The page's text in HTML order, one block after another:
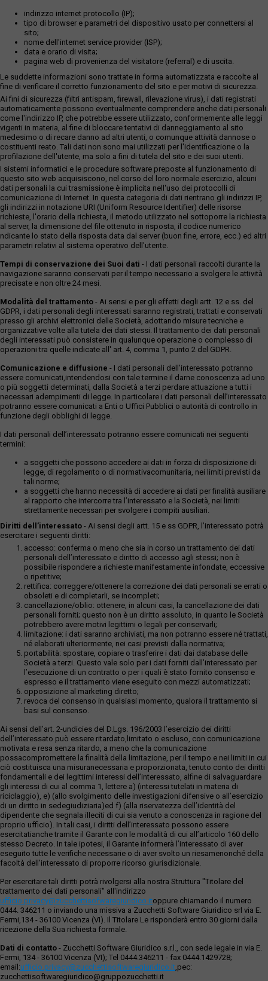
indirizzo internet protocollo (IP);
tipo di browser e parametri del dispositivo usato per connettersi al
sito;
nome dell'internet service provider (ISP);
data e orario di visita;
pagina web di provenienza del visitatore (referral) e di uscita.
Le suddette informazioni sono trattate in forma automatizzata e raccolte al
fine di verificare il corretto funzionamento del sito e per motivi di sicurezza.
Ai fini di sicurezza (filtri antispam, firewall, rilevazione virus), i dati registrati
automaticamente possono eventualmente comprendere anche dati personali
come l'indirizzo IP, che potrebbe essere utilizzato, conformemente alle leggi
vigenti in materia, al fine di bloccare tentativi di danneggiamento al sito
medesimo o di recare danno ad altri utenti, o comunque attività dannose o
costituenti reato. Tali dati non sono mai utilizzati per l'identificazione o la
profilazione dell'utente, ma solo a fini di tutela del sito e dei suoi utenti.
I sistemi informatici e le procedure software preposte al funzionamento di
questo sito web acquisiscono, nel corso del loro normale esercizio, alcuni
dati personali la cui trasmissione è implicita nell'uso dei protocolli di
comunicazione di Internet. In questa categoria di dati rientrano gli indirizzi IP,
gli indirizzi in notazione URI (Uniform Resource Identifier) delle risorse
richieste, l'orario della richiesta, il metodo utilizzato nel sottoporre la richiesta
al server, la dimensione del file ottenuto in risposta, il codice numerico
ndicante lo stato della risposta data dal server (buon fine, errore, ecc.) ed altri
parametri relativi al sistema operativo dell'utente.
Tempi di conservazione dei Suoi dati - I dati personali raccolti durante la
navigazione saranno conservati per il tempo necessario a svolgere le attività
precisate e non oltre 24 mesi.
Modalità del trattamento - Ai sensi e per gli effetti degli artt. 12 e ss. del
GDPR, i dati personali degli interessati saranno registrati, trattati e conservati
presso gli archivi elettronici delle Società, adottando misure tecniche e
organizzative volte alla tutela dei dati stessi. Il trattamento dei dati personali
degli interessati può consistere in qualunque operazione o complesso di
operazioni tra quelle indicate all' art. 4, comma 1, punto 2 del GDPR.
Comunicazione e diffusione - I dati personali dell’interessato potranno
essere comunicati,intendendosi con tale termine il darne conoscenza ad uno
o più soggetti determinati, dalla Società a terzi perdare attuazione a tutti i
necessari adempimenti di legge. In particolare i dati personali dell’interessato
potranno essere comunicati a Enti o Uffici Pubblici o autorità di controllo in
funzione degli obblighi di legge.
I dati personali dell’interessato potranno essere comunicati nei seguenti
termini:
a soggetti che possono accedere ai dati in forza di disposizione di
legge, di regolamento o di normativacomunitaria, nei limiti previsti da
tali norme;
a soggetti che hanno necessità di accedere ai dati per finalità ausiliare
al rapporto che intercorre tra l’interessato e la Società, nei limiti
strettamente necessari per svolgere i compiti ausiliari.
Diritti dell’interessato - Ai sensi degli artt. 15 e ss GDPR, l’interessato potrà
esercitare i seguenti diritti:
accesso: conferma o meno che sia in corso un trattamento dei dati
personali dell’interessato e diritto di accesso agli stessi; non è
possibile rispondere a richieste manifestamente infondate, eccessive
o ripetitive;
rettifica: correggere/ottenere la correzione dei dati personali se errati o
obsoleti e di completarli, se incompleti;
cancellazione/oblio: ottenere, in alcuni casi, la cancellazione dei dati
personali forniti; questo non è un diritto assoluto, in quanto le Società
potrebbero avere motivi legittimi o legali per conservarli;
limitazione: i dati saranno archiviati, ma non potranno essere né trattati,
né elaborati ulteriormente, nei casi previsti dalla normativa;
portabilità: spostare, copiare o trasferire i dati dai database delle
Società a terzi. Questo vale solo per i dati forniti dall’interessato per
l’esecuzione di un contratto o per i quali è stato fornito consenso e
espresso e il trattamento viene eseguito con mezzi automatizzati;
opposizione al marketing diretto;
revoca del consenso in qualsiasi momento, qualora il trattamento si
basi sul consenso.
Ai sensi dell’art. 2-undicies del D.Lgs. 196/2003 l’esercizio dei diritti
dell’interessato può essere ritardato,limitato o escluso, con comunicazione
motivata e resa senza ritardo, a meno che la comunicazione
possacompromettere la finalità della limitazione, per il tempo e nei limiti in cui
ciò costituisca una misuranecessaria e proporzionata, tenuto conto dei diritti
fondamentali e dei legittimi interessi dell’interessato, alfine di salvaguardare
gli interessi di cui al comma 1, lettere a) (interessi tutelati in materia di
riciclaggio), e) (allo svolgimento delle investigazioni difensive o all’esercizio
di un diritto in sedegiudiziaria)ed f) (alla riservatezza dell’identità del
dipendente che segnala illeciti di cui sia venuto a conoscenza in ragione del
proprio ufficio). In tali casi, i diritti dell’interessato possono essere
esercitatianche tramite il Garante con le modalità di cui all’articolo 160 dello
stesso Decreto. In tale ipotesi, il Garante informerà l’interessato di aver
eseguito tutte le verifiche necessarie o di aver svolto un riesamenonché della
facoltà dell’interessato di proporre ricorso giurisdizionale.
Per esercitare tali diritti potrà rivolgersi alla nostra Struttura "Titolare del
trattamento dei dati personali" all'indirizzo
ufficio.privacy@zucchettisofwaregiuridico.itoppure chiamando il numero
0444. 346211 o inviando una missiva a Zucchetti Software Giuridico srl via E.
Fermi,134 - 36100 Vicenza (VI). Il Titolare Le risponderà entro 30 giorni dalla
ricezione della Sua richiesta formale.
Dati di contatto - Zucchetti Software Giuridico s.r.l., con sede legale in via E.
Fermi, 134 - 36100 Vicenza (VI); Tel 0444.346211 - fax 0444.1429728;
email:ufficio.privacy@zucchettisoftwaregiuridico.it,pec:
zucchettisoftwaregiuridico@gruppozucchetti.it